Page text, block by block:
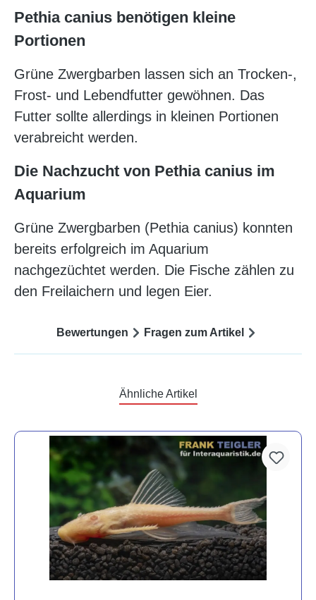
Pethia canius benötigen kleine
Portionen
Grüne Zwergbarben lassen sich an Trocken-,
Frost- und Lebendfutter gewöhnen. Das
Futter sollte allerdings in kleinen Portionen
verabreicht werden.
Die Nachzucht von Pethia canius im
Aquarium
Grüne Zwergbarben (Pethia canius) konnten
bereits erfolgreich im Aquarium
nachgezüchtet werden. Die Fische zählen zu
den Freilaichern und legen Eier.
Bewertungen Fragen zum Artikel
Ähnliche Artikel